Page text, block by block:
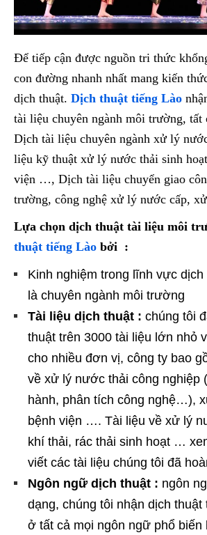
Để tiếp cận được nguồn tri thức
con đường nhanh nhất mang kiến
dịch thuật. Dịch thuật tiếng Lào
tài liệu chuyên ngành môi trường,
Dịch tài liệu chuyên ngành xử lý
liệu kỹ thuật xử lý nước thải sinh
viện …, Dịch tài liệu chuyển giao
trường, công nghệ xử lý nước cấp,
Lựa chọn dịch thuật tài liệu môi
thuật tiếng Lào bởi :
Kinh nghiệm trong lĩnh vực
là chuyên ngành môi trường
Tài liệu dịch thuật : chúng tôi
thuật trên 3000 tài liệu lớn nhỏ
cho nhiều đơn vị, công ty bao
về xử lý nước thải công nghiệp
hành, phân tích công nghệ…),
bệnh viện …. Tài liệu về xử lý
khí thải, rác thải sinh hoạt …
viết các tài liệu chúng tôi đã
Ngôn ngữ dịch thuật : ngôn
dạng, chúng tôi nhận dịch thuật
ở tất cả mọi ngôn ngữ phổ biến